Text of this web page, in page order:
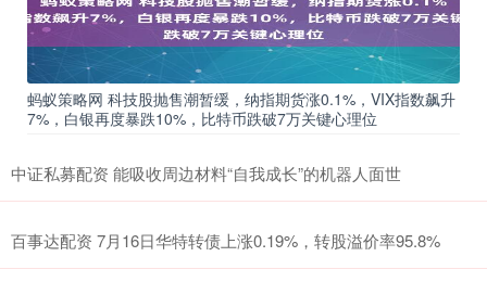
蚂蚁策略网 科技股抛售潮暂缓，纳指期货涨0.1%，VIX指数飙升
7%，白银再度暴跌10%，比特币跌破7万关键心理位
中证私募配资 能吸收周边材料“自我成长”的机器人面世
百事达配资 7月16日华特转债上涨0.19%，转股溢价率95.8%